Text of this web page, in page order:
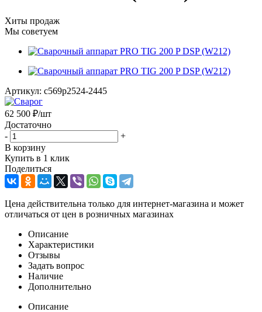
Хиты продаж
Мы советуем
Артикул: c569p2524-2445
62 500 ₽/шт
Достаточно
-
+
В корзину
Купить в 1 клик
Поделиться
Цена действительна только для интернет-магазина и может
отличаться от цен в розничных магазинах
Описание
Характеристики
Отзывы
Задать вопрос
Наличие
Дополнительно
Описание